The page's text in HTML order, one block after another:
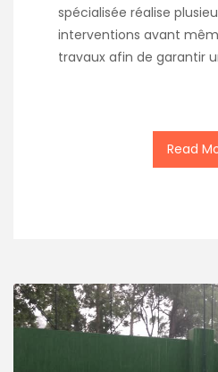
spécialisée réalise
interventions avant
travaux afin de garantir
Read